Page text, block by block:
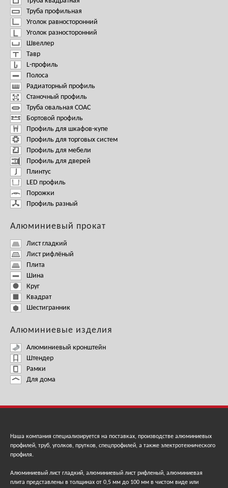
Труба профильная
Уголок равносторонний
Уголок разносторонний
Швеллер
Тавр
L-профиль
Полоса
Радиаторный профиль
Станочный профиль
Труба овальная СОАС
Бортовой профиль
Профиль для шкафов-купе
Профиль для торговых систем
Профиль для мебели
Профиль для дверей
Плинтус
LED профиль
Порожки
Профиль разный
Алюминиевый прокат
Лист гладкий
Лист рифлёный
Плита
Шина
Круг
Квадрат
Шестигранник
Алюминиевые изделия
Алюминиевый кронштейн
Штендер
Рамки
Для дома
Наша компания специализируется на поставках, производстве алюминиевых
профилей, труб, уголков, прутков, спецпрофилей, а также электротехнического
профиля.
Алюминиевый лист гладкий, алюминиевый лист рифленый, алюминиевая
плита представлены в толщинах от 0,5 мм до 100 мм в чистом виде или